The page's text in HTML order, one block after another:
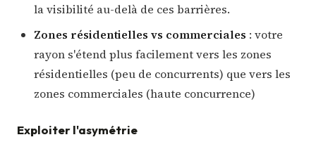
la visibilité au-delà de ces barrières.
Zones résidentielles vs commerciales : votre
rayon s'étend plus facilement vers les zones
résidentielles (peu de concurrents) que vers les
zones commerciales (haute concurrence)
Exploiter l'asymétrie